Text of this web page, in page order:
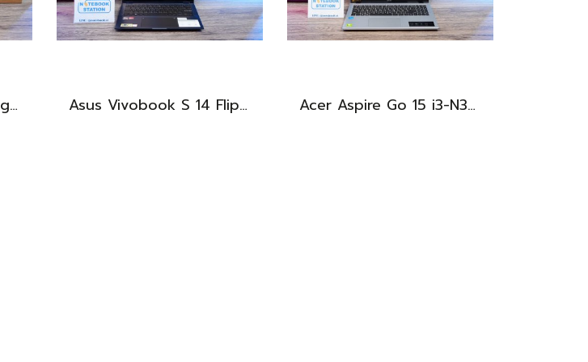
Lenovo IdeaPad Gaming 3 Ryzen5-5500H RAM16 RTX2050(4GB) 512GB M.2 จอ15.6 FHD 144Hz สเปคเกมมิ่ง คีย์บอร์ดไฟสีRGB เครื่องพร้อมใช้งาน ราคาเพียง 16,900.- Asus Vivobook S 14 Flip OLED ทัชกรีนหมุนจอ360องศา Ryzen7-7730U Ram24 SSD512GB จอ14 2.8K OLED 90Hz จอภาพสวยคมชัดมาก ดีไซน์สวยทันสมัย ราคา 18,990.- Acer Aspire Go 15 i3-N305 Ram8 SSD512 หน้าจอ15.6 FHD ตัวเครื่องดีไซน์สวยดูทันสมัย สเปคดี ทำงานเก่ง เครื่องพร้อมใช้งาน ขายเพียง 8,999.-